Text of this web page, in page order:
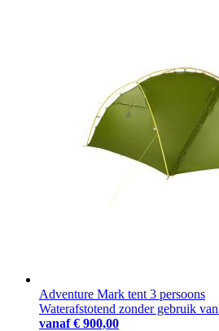
Adventure Mark tent 3 persoons
Waterafstotend zonder gebruik
vanaf € 900,00